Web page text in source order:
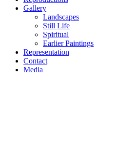
Gallery
Landscapes
Still Life
Spiritual
Earlier Paintings
Representation
Contact
Media